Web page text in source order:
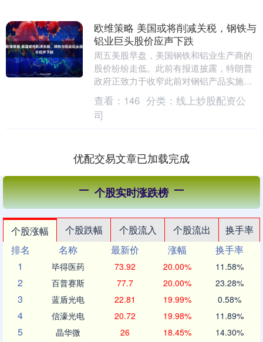
欧维策略 美国或将削减关税，钢铁与
铝业巨头股价应声下跌
周五美股早盘，美国钢铁和铝业生产商的
股价纷纷走低。此前有报道披露，特朗普
政府正致力于收窄此前对钢铝产品实施的
广泛关税政策。 随着纽约市场开市，世纪
铝业股价一度暴....
查看： 146 分类： 线上炒股配资公
司
优配交易文章已加载完成
个股实时涨跌榜
个股涨幅 个股跌幅 个股流入 个股流出
换手率
排名
名称 最新价 涨幅
换手率
1
毕得医药 73.92 20.00% 11.58%
2 百普赛斯 77.7 20.00% 23.28%
3 蓝盾光电 22.81 19.99% 0.58%
4 信濠光电 20.72 19.98% 11.89%
5 晶华微 26 18.45% 14.30%